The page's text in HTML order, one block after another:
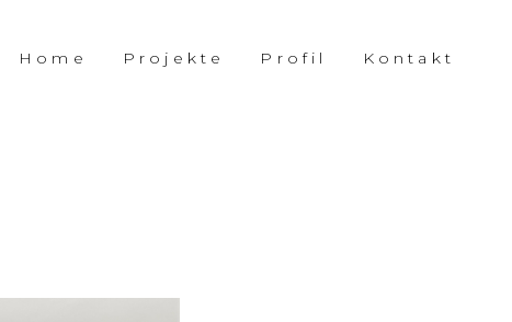
Home Projekte Profil Kontakt